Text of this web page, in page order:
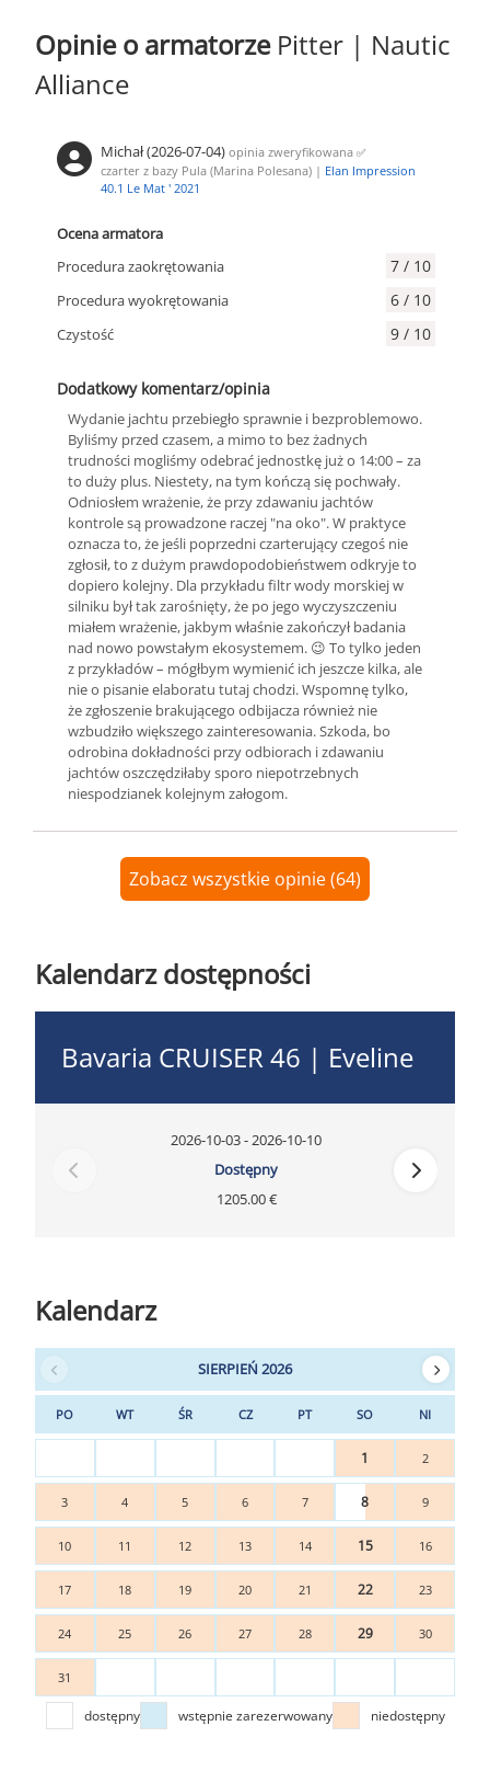
Opinie o armatorze Pitter | Nautic
Alliance
Michał (2026-07-04) opinia zweryfikowana ✅
czarter z bazy Pula (Marina Polesana) | Elan Impression
40.1 Le Mat ' 2021
Ocena armatora
Procedura zaokrętowania
7 / 10
Procedura wyokrętowania 6 / 10
Czystość 9 / 10
Dodatkowy komentarz/opinia
Wydanie jachtu przebiegło sprawnie i bezproblemowo.
Byliśmy przed czasem, a mimo to bez żadnych
trudności mogliśmy odebrać jednostkę już o 14:00 – za
to duży plus. Niestety, na tym kończą się pochwały.
Odniosłem wrażenie, że przy zdawaniu jachtów
kontrole są prowadzone raczej "na oko". W praktyce
oznacza to, że jeśli poprzedni czarterujący czegoś nie
zgłosił, to z dużym prawdopodobieństwem odkryje to
dopiero kolejny. Dla przykładu filtr wody morskiej w
silniku był tak zarośnięty, że po jego wyczyszczeniu
miałem wrażenie, jakbym właśnie zakończył badania
nad nowo powstałym ekosystemem. 😉 To tylko jeden
z przykładów – mógłbym wymienić ich jeszcze kilka, ale
nie o pisanie elaboratu tutaj chodzi. Wspomnę tylko,
że zgłoszenie brakującego odbijacza również nie
wzbudziło większego zainteresowania. Szkoda, bo
odrobina dokładności przy odbiorach i zdawaniu
jachtów oszczędziłaby sporo niepotrzebnych
niespodzianek kolejnym załogom.
Zobacz wszystkie opinie (64)
Kalendarz dostępności
Bavaria CRUISER 46 | Eveline
2026-10-03 - 2026-10-10
Dostępny
1205.00 €
Kalendarz
SIERPIEŃ 2026
PO WT ŚR CZ PT SO NI
1 2
3 4 5 6 7 8 9
10 11 12 13 14 15 16
17 18 19 20 21 22 23
24 25 26 27 28 29 30
31
dostępny wstępnie zarezerwowany niedostępny